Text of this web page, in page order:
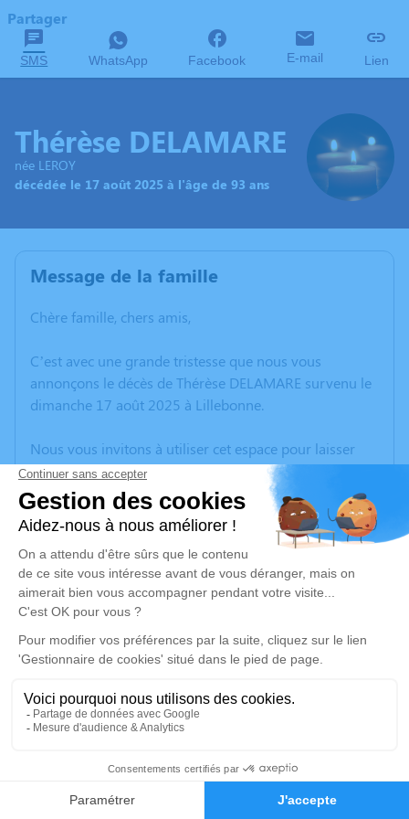
Faire-part Hommages
Partager
SMS WhatsApp Facebook E-mail Lien
Thérèse DELAMARE
née LEROY
décédée le 17 août 2025 à l'âge de 93 ans
Message de la famille
Chère famille, chers amis,
C’est avec une grande tristesse que nous vous
annonçons le décès de Thérèse DELAMARE survenu le
dimanche 17 août 2025 à Lillebonne.
Nous vous invitons à utiliser cet espace pour laisser
vos condoléances, partager des photos souvenirs, une
anecdote ou exprimer vos pensées à travers des
poèmes ou des textes. Cet endroit est un lieu
d'expression dédié à honorer la mémoire de Thérèse
DELAMARE.
Un service de plantation d’arbre hommage est
disponible ici.
Je rends hommage
Cérémonie religieuse
Église Saint Pierre de Tocqueville
Cté de baie de seine